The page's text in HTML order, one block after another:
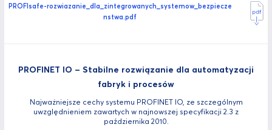
PROFIsafe-rozwiazanie_dla_zintegrowanych_systemow_bezpiecze
nstwa.pdf
PROFINET IO – Stabilne rozwiązanie dla automatyzacji
fabryk i procesów
Najważniejsze cechy systemu PROFINET IO, ze szczególnym
uwzględnieniem zawartych w najnowszej specyfikacji 2.3 z
października 2010.